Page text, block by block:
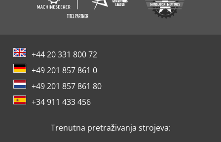
+44 20 331 800 72
+49 201 857 861 0
+49 201 857 861 80
+34 911 433 456
Trenutna pretraživanja strojeva: